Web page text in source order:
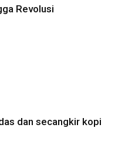
Revolusi
dan secangkir kopi